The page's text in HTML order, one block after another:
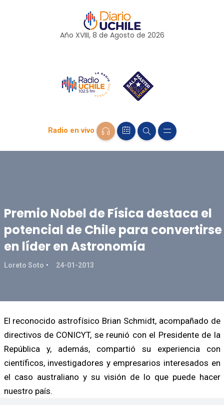
Año XVIII, 8 de Agosto de 2026
Radio en vivo
Premio Nobel de Física destaca el
potencial de Chile para convertirse
en líder en Astronomía
Loreto Soto 24-01-2013
El reconocido astrofísico Brian Schmidt, acompañado de
directivos de CONICYT, se reunió con el Presidente de la
República y, además, compartió su experiencia con
científicos, investigadores y empresarios interesados en
el caso australiano y su visión de lo que puede hacer
nuestro país.